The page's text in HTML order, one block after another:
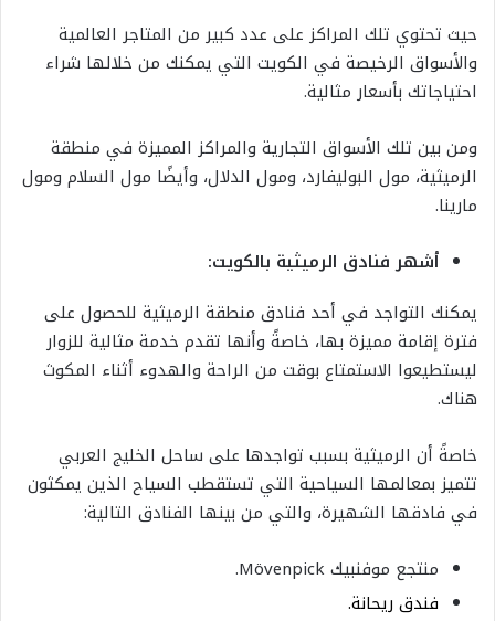
حيث تحتوي تلك المراكز على عدد كبير من المتاجر العالمية
والأسواق الرخيصة في الكويت التي يمكنك من خلالها شراء
احتياجاتك بأسعار مثالية.
ومن بين تلك الأسواق التجارية والمراكز المميزة في منطقة
الرميثية، مول البوليفارد، ومول الدلال، وأيضًا مول السلام ومول
مارينا.
أشهر فنادق الرميثية بالكويت:
يمكنك التواجد في أحد فنادق منطقة الرميثية للحصول على
فترة إقامة مميزة بها، خاصةً وأنها تقدم خدمة مثالية للزوار
ليستطيعوا الاستمتاع بوقت من الراحة والهدوء أثناء المكوث
هناك.
خاصةً أن الرميثية بسبب تواجدها على ساحل الخليج العربي
تتميز بمعالمها السياحية التي تستقطب السياح الذين يمكثون
في فادقها الشهيرة، والتي من بينها الفنادق التالية:
منتجع موفنبيك Mövenpick.
فندق ريحانة.